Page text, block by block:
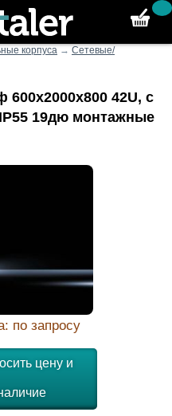
корпуса → Сетевые/
600x2000x800 42U, с
19дю монтажные
по запросу
цену и